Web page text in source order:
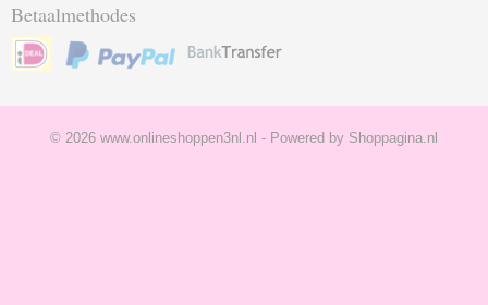
Betaalmethodes
© 2026 www.onlineshoppen3nl.nl - Powered by Shoppagina.nl